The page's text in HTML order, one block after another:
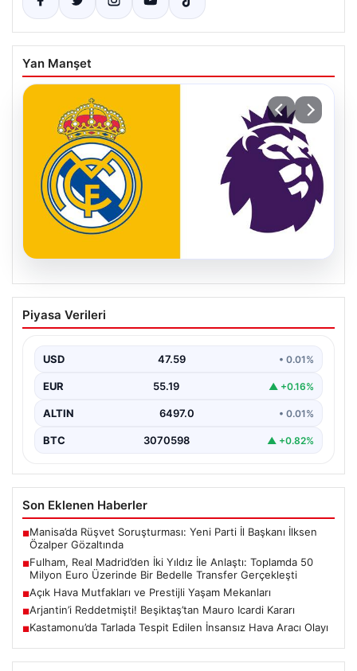
Yan Manşet
05.08.2026
Fulham, Real Madrid’den İki Yıldız İle
Anlaştı: Toplamda 50 Milyon Euro
Gerçekleşti
Premier Lig’in köklü ekiplerinden Fulham, transfer
pazarlığında önemli bir adım attı. İngiltere temsilcisi,
La…
Piyasa Verileri
USD 47.59 • 0.01%
EUR 55.19 ▲ +0.16%
ALTIN 6497.0 • 0.01%
BTC 3070598 ▲ +0.82%
Son Eklenen Haberler
■Manisa’da Rüşvet Soruşturması: Yeni Parti İl Başkanı İlksen
Özalper Gözaltında
■Fulham, Real Madrid’den İki Yıldız İle Anlaştı: Toplamda 50
Milyon Euro Üzerinde Bir Bedelle Transfer Gerçekleşti
■Açık Hava Mutfakları ve Prestijli Yaşam Mekanları
■Arjantin’i Reddetmişti! Beşiktaş’tan Mauro Icardi Kararı
■Kastamonu’da Tarlada Tespit Edilen İnsansız Hava Aracı Olayı